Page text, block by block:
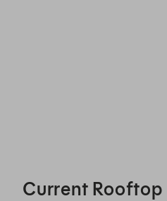
Current Rooftop